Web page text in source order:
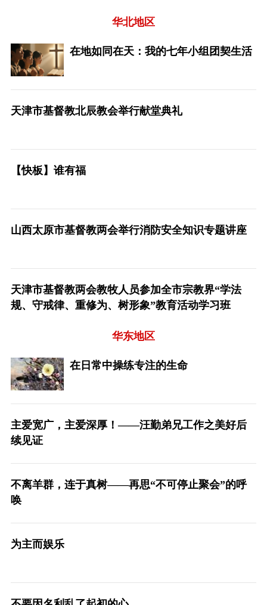
华北地区
在地如同在天：我的七年小组团契生活
天津市基督教北辰教会举行献堂典礼
【快板】谁有福
山西太原市基督教两会举行消防安全知识专题讲座
天津市基督教两会教牧人员参加全市宗教界“学法
规、守戒律、重修为、树形象”教育活动学习班
华东地区
在日常中操练专注的生命
主爱宽广，主爱深厚！——汪勤弟兄工作之美好后
续见证
不离羊群，连于真树——再思“不可停止聚会”的呼
唤
为主而娱乐